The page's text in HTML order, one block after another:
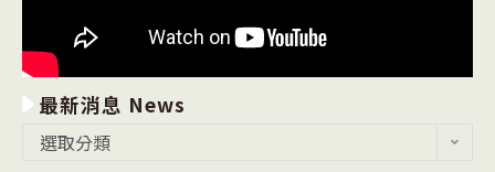
最新消息 News
選取分類